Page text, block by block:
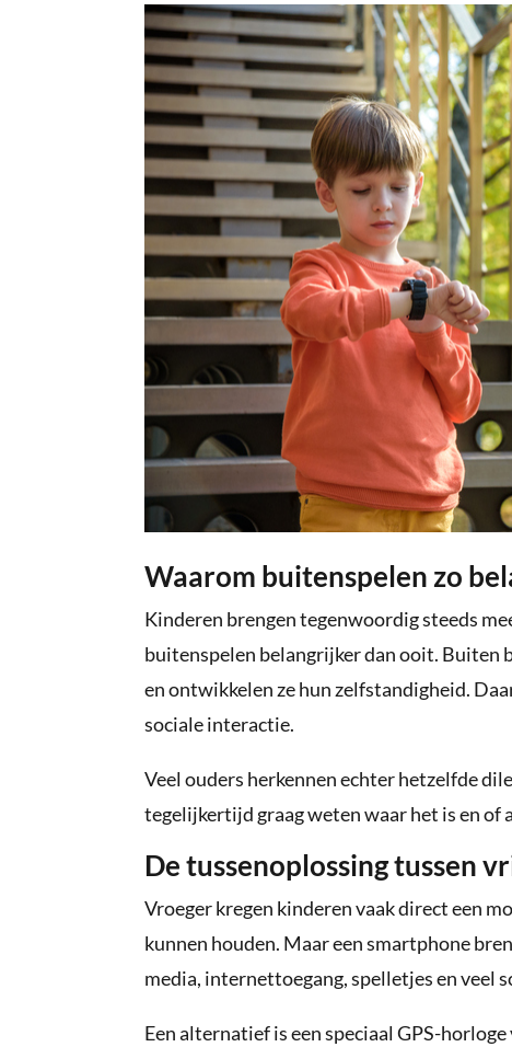
Waarom buitenspelen zo
Kinderen brengen tegenwoordig steeds
buitenspelen belangrijker dan ooit. Buiten
en ontwikkelen ze hun zelfstandigheid.
sociale interactie.
Veel ouders herkennen echter hetzelfde
tegelijkertijd graag weten waar het is en of
De tussenoplossing tussen
Vroeger kregen kinderen vaak direct een
kunnen houden. Maar een smartphone
media, internettoegang, spelletjes en veel
Een alternatief is een speciaal GPS-